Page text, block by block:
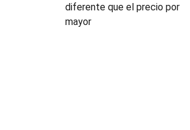
diferente que el precio por
mayor